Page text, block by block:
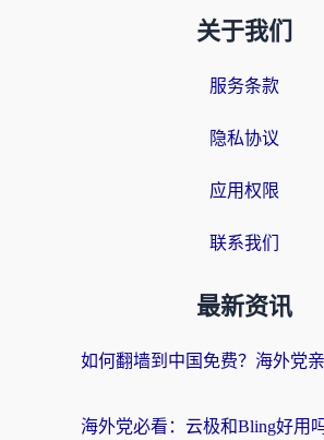
关于我们
服务条款
隐私协议
应用权限
联系我们
最新资讯